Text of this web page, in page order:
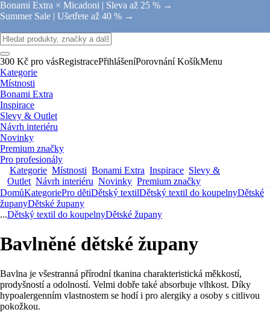
Bonami Extra × Micadoni | Sleva až 25 % →
Summer Sale | Ušetřete až 40 % →
300 Kč pro vásRegistracePřihlášeníPorovnání KošíkMenu
Kategorie
Místnosti
Bonami Extra
Inspirace
Slevy & Outlet
Návrh interiéru
Novinky
Premium značky
Pro profesionály
Kategorie Místnosti Bonami Extra Inspirace Slevy &
Outlet Návrh interiéru Novinky Premium značky
DomůKategoriePro dětiDětský textilDětský textil do koupelnyDětské
županyDětské župany
...Dětský textil do koupelnyDětské župany
Bavlněné dětské župany
Bavlna je všestranná přírodní tkanina charakteristická měkkostí,
prodyšností a odolností. Velmi dobře také absorbuje vlhkost. Díky
hypoalergenním vlastnostem se hodí i pro alergiky a osoby s citlivou
pokožkou.